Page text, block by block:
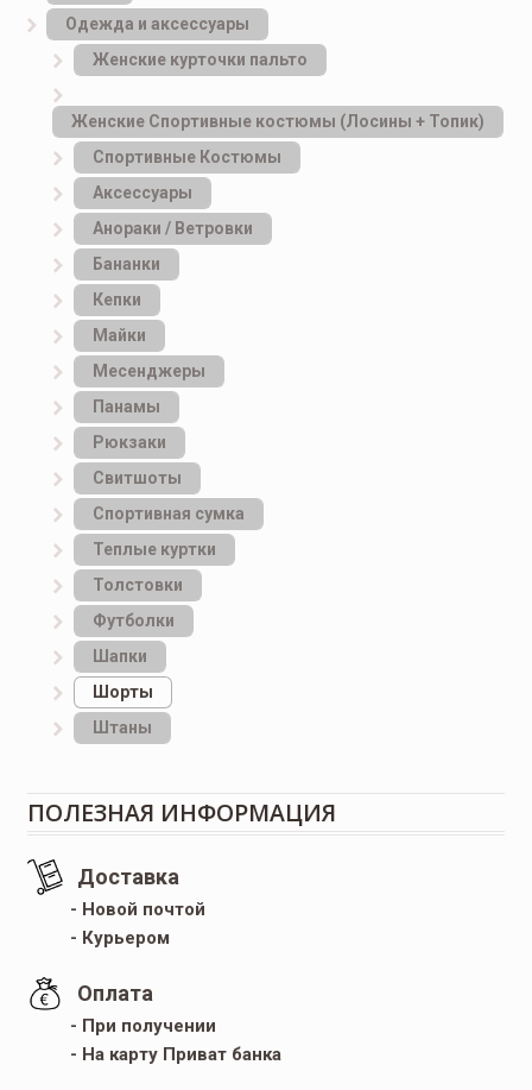
Одежда и аксессуары
Женские курточки пальто
Женские Спортивные костюмы (Лосины + Топик)
Спортивные Костюмы
Аксессуары
Анораки / Ветровки
Бананки
Кепки
Майки
Месенджеры
Панамы
Рюкзаки
Свитшоты
Спортивная сумка
Теплые куртки
Толстовки
Футболки
Шапки
Шорты
Штаны
ПОЛЕЗНАЯ ИНФОРМАЦИЯ
Доставка
- Новой почтой
- Курьером
Оплата
- При получении
- На карту Приват банка